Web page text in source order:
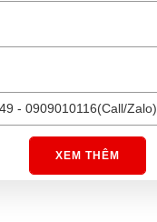
- 0909010116(Call/Zalo)
XEM THÊM